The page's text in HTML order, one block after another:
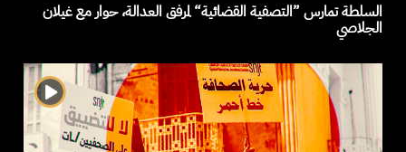
السلطة تمارس ”التصفية القضائية“ لمرفق العدالة، حوار مع غيلان
الجلاصي